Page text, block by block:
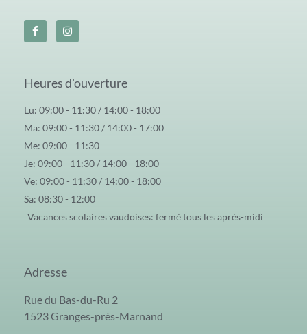
Heures d'ouverture
Lu: 09:00 - 11:30 / 14:00 - 18:00
Ma: 09:00 - 11:30 / 14:00 - 17:00
Me: 09:00 - 11:30
Je: 09:00 - 11:30 / 14:00 - 18:00
Ve: 09:00 - 11:30 / 14:00 - 18:00
Sa: 08:30 - 12:00
Vacances scolaires vaudoises: fermé tous les après-midi
Adresse
Rue du Bas-du-Ru 2
1523 Granges-près-Marnand